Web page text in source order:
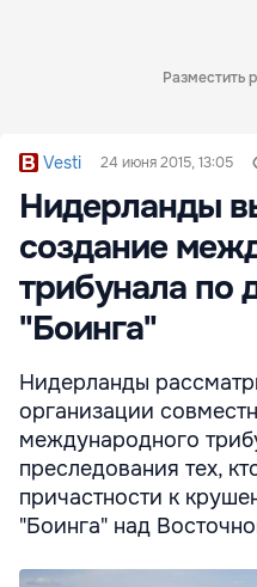
Разместить
Vesti 24 июня 2015, 13:05
Нидерланды
создание
трибунала по
"Боинга"
Нидерланды
организации
международного
преследования тех,
причастности к
"Боинга" над